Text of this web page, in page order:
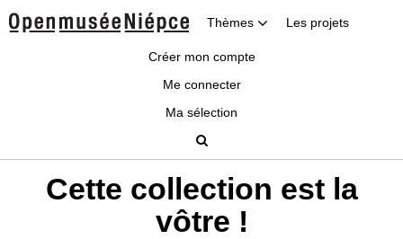
Thèmes Les projets
Créer mon compte
Me connecter
Ma sélection
Cette collection est la
vôtre !